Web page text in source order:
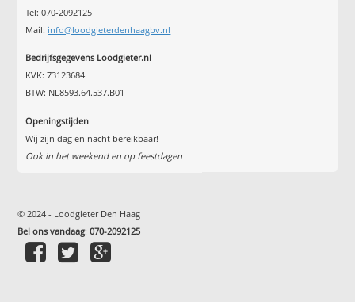
Tel: 070-2092125
Mail: info@loodgieterdenhaagbv.nl
Bedrijfsgegevens Loodgieter.nl
KVK: 73123684
BTW: NL8593.64.537.B01
Openingstijden
Wij zijn dag en nacht bereikbaar!
Ook in het weekend en op feestdagen
© 2024 - Loodgieter Den Haag
Bel ons vandaag:070-2092125